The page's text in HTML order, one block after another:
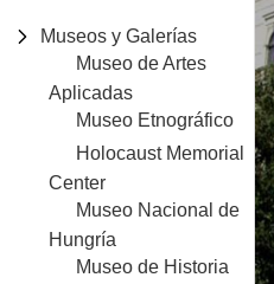
Museos y Galerías
Museo de Artes
Aplicadas
Museo Etnográfico
Holocaust Memorial
Center
Museo Nacional de
Hungría
Museo de Historia